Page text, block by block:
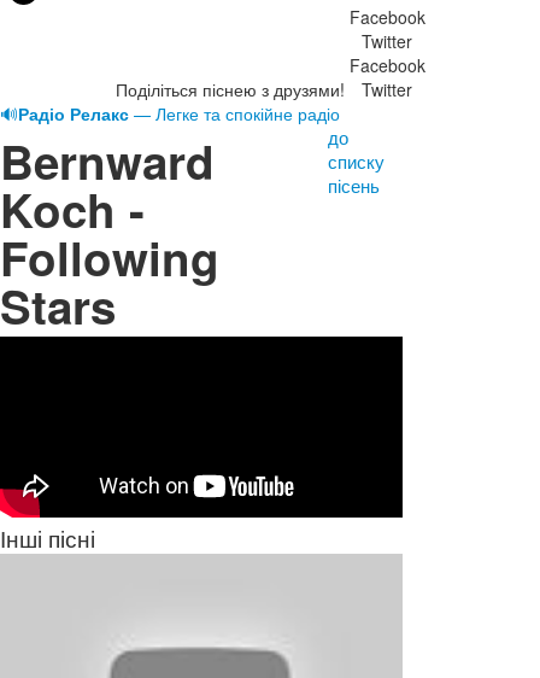
Поділіться піснею з друзями!
Facebook
Twitter
Facebook
Twitter
🔊Радіо Релакс — Легке та спокійне радіо
Bernward
Koch -
Following
Stars
до
списку
пісень
Інші пісні